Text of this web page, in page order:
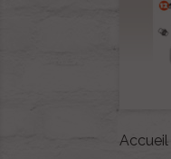
Accueil